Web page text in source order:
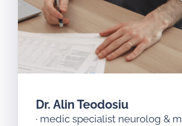
Dr. Alin Teodosiu
· medic specialist neurolog &